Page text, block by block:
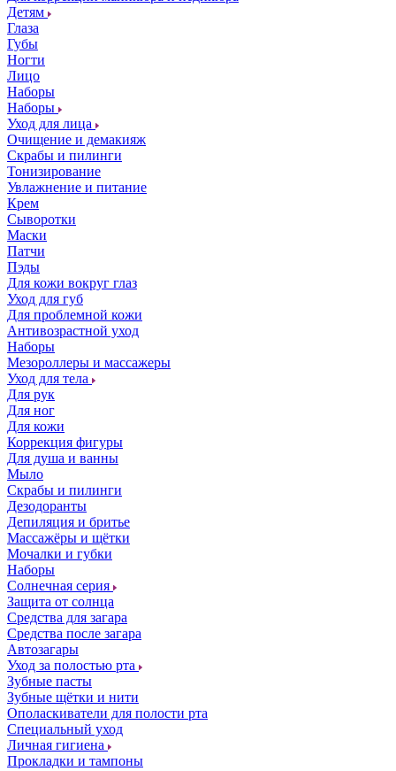
Детям
Глаза
Губы
Ногти
Лицо
Наборы
Наборы
Уход для лица
Очищение и демакияж
Скрабы и пилинги
Тонизирование
Увлажнение и питание
Крем
Сыворотки
Маски
Патчи
Пэды
Для кожи вокруг глаз
Уход для губ
Для проблемной кожи
Антивозрастной уход
Наборы
Мезороллеры и массажеры
Уход для тела
Для рук
Для ног
Для кожи
Коррекция фигуры
Для душа и ванны
Мыло
Скрабы и пилинги
Дезодоранты
Депиляция и бритье
Массажёры и щётки
Мочалки и губки
Наборы
Солнечная серия
Защита от солнца
Средства для загара
Средства после загара
Автозагары
Уход за полостью рта
Зубные пасты
Зубные щётки и нити
Ополаскиватели для полости рта
Специальный уход
Личная гигиена
Прокладки и тампоны